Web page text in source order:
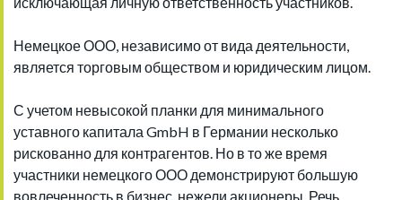
Немецкое ООО, независимо от вида деятельности,
является торговым обществом и юридическим лицом.
С учетом невысокой планки для минимального
уставного капитала GmbH в Германии несколько
рискованно для контрагентов. Но в то же время
участники немецкого ООО демонстрируют большую
вовлеченность в бизнес, нежели акционеры. Речь